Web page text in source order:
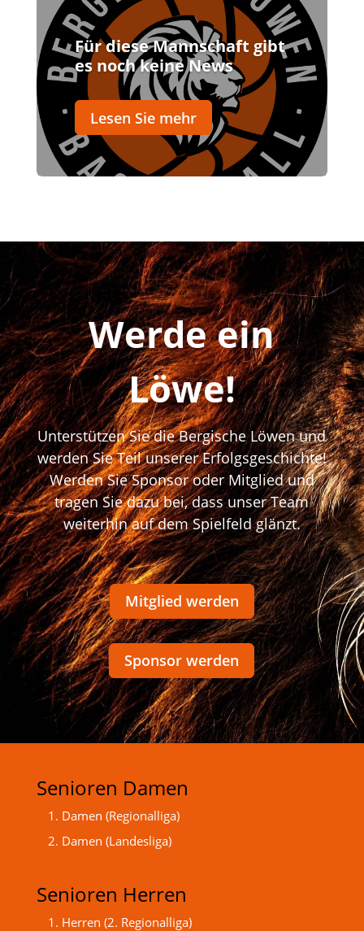
Für diese Mannschaft gibt
es noch keine News
Lesen Sie mehr
Werde ein
Löwe!
Unterstützen Sie die Bergische Löwen und
werden Sie Teil unserer Erfolgsgeschichte!
Werden Sie Sponsor oder Mitglied und
tragen Sie dazu bei, dass unser Team
weiterhin auf dem Spielfeld glänzt.
Mitglied werden
Sponsor werden
Senioren Damen
1. Damen (Regionalliga)
2. Damen (Landesliga)
Senioren Herren
1. Herren (2. Regionalliga)